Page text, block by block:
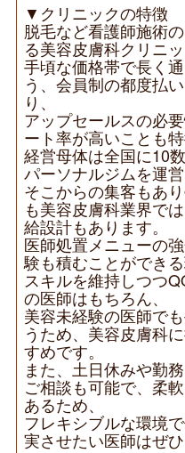
▼クリニックの特徴
脱毛など看護師施術
る美容皮膚科クリニッ
手頃な価格帯で長く
う、会員制の都度払
り、
アップセールスの必
ート率が高いことも特
経営母体は全国に10
パーソナルジムを運営
そこからの集客もあ
も美容皮膚科業界で
給設計もあります。
医師処置メニューの
験も積むことができる
スキルを維持しつつ
の医師はもちろん、
美容未経験の医師で
うため、美容皮膚科
すめです。
また、土日休みや勤
ご相談も可能で、柔
あるため、
フレキシブルな環境
実させたい医師はぜ